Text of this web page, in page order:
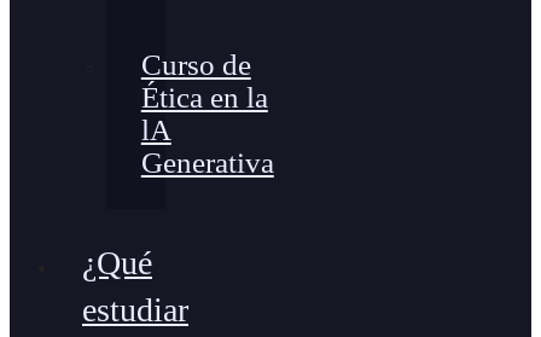
Curso de
Ética en la
lA
Generativa
¿Qué
estudiar